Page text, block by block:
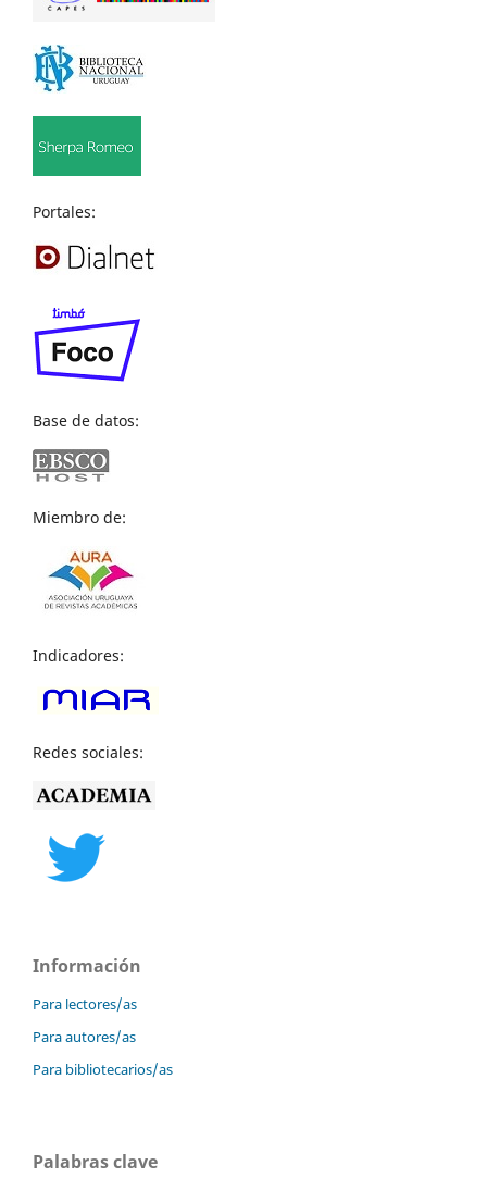
Portales:
Base de datos:
Miembro de:
Indicadores:
Redes sociales:
Información
Para lectores/as
Para autores/as
Para bibliotecarios/as
Palabras clave